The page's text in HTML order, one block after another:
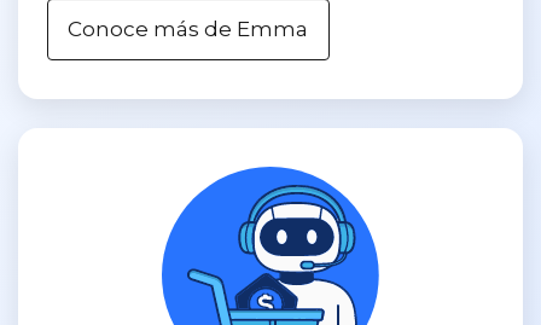
Conoce más de Emma